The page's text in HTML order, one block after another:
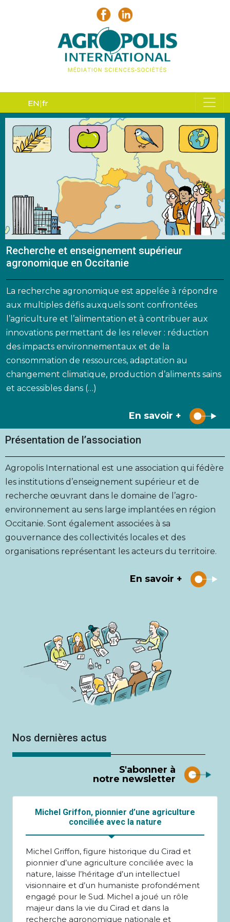
EN fr
Recherche et enseignement supérieur
agronomique en Occitanie
La recherche agronomique est appelée à répondre
aux multiples défis auxquels sont confrontées
l’agriculture et l’alimentation et à contribuer aux
innovations permettant de les relever : réduction
des impacts environnementaux et de la
consommation de ressources, adaptation au
changement climatique, production d’aliments sains
et accessibles dans (…)
En savoir +
Présentation de l’association
Agropolis International est une association qui fédère
les institutions d’enseignement supérieur et de
recherche œuvrant dans le domaine de l’agro-
environnement au sens large implantées en région
Occitanie. Sont également associées à sa
gouvernance des collectivités locales et des
organisations représentant les acteurs du territoire.
En savoir +
Nos dernières actus
S'abonner à
notre newsletter
Michel Griffon, pionnier d’une agriculture
conciliée avec la nature
Michel Griffon, figure historique du Cirad et
pionnier d’une agriculture conciliée avec la
nature, laisse l’héritage d’un intellectuel
visionnaire et d’un humaniste profondément
engagé pour le Sud. Michel a joué un rôle
majeur dans la vie du Cirad et dans la
recherche agronomique nationale et